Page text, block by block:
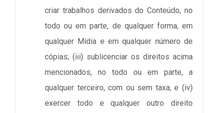
criar trabalhos derivados do Conteúdo, no
todo ou em parte, de qualquer forma, em
qualquer Mídia e em qualquer número de
cópias; (iii) sublicenciar os direitos acima
mencionados, no todo ou em parte, a
qualquer terceiro, com ou sem taxa; e (iv)
exercer todo e qualquer outro direito